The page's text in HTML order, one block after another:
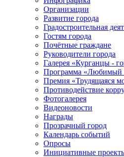
Организации
Развитие города
Градостроительная
Гостям города
Почётные граждане
Руководители города
Галерея «Курганцы -
Программа «Любимый
Премия «Трудящаяся
Противодействие
Фотогалерея
Видеоновости
Награды
Прозрачный город
Календарь событий
Опросы
Инициативные